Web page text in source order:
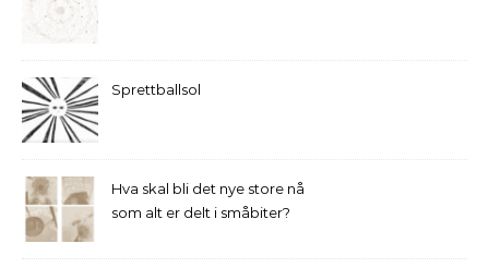
Sprettballsol
Hva skal bli det nye store nå
som alt er delt i småbiter?